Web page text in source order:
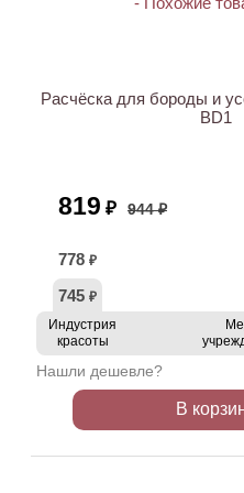
Расчёска для бороды и
BD1
819 ₽ 944 ₽
778 ₽
745 ₽
Индустрия
красоты
Нашли дешевле?
В